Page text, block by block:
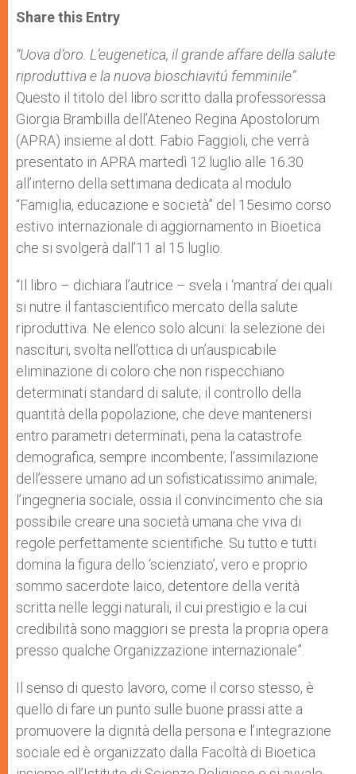
t
s
p
p
s
e
g
e
r
e
b
o
k
r
Share this Entry
“Uova d’oro. L’eugenetica, il grande affare della salute
riproduttiva e la nuova bioschiavitú femminile”.
Questo il titolo del libro scritto dalla professoressa
Giorgia Brambilla dell’Ateneo Regina Apostolorum
(APRA) insieme al dott. Fabio Faggioli, che verrà
presentato in APRA martedì 12 luglio alle 16.30
all’interno della settimana dedicata al modulo
“Famiglia, educazione e società” del 15esimo corso
estivo internazionale di aggiornamento in Bioetica
che si svolgerà dall’11 al 15 luglio.
“Il libro – dichiara l’autrice – svela i ‘mantra’ dei quali
si nutre il fantascientifico mercato della salute
riproduttiva. Ne elenco solo alcuni: la selezione dei
nascituri, svolta nell’ottica di un’auspicabile
eliminazione di coloro che non rispecchiano
determinati standard di salute; il controllo della
quantità della popolazione, che deve mantenersi
entro parametri determinati, pena la catastrofe
demografica, sempre incombente; l’assimilazione
dell’essere umano ad un sofisticatissimo animale;
l’ingegneria sociale, ossia il convincimento che sia
possibile creare una società umana che viva di
regole perfettamente scientifiche. Su tutto e tutti
domina la figura dello ‘scienziato’, vero e proprio
sommo sacerdote laico, detentore della verità
scritta nelle leggi naturali, il cui prestigio e la cui
credibilità sono maggiori se presta la propria opera
presso qualche Organizzazione internazionale”.
Il senso di questo lavoro, come il corso stesso, è
quello di fare un punto sulle buone prassi atte a
promuovere la dignità della persona e l’integrazione
sociale ed è organizzato dalla Facoltà di Bioetica